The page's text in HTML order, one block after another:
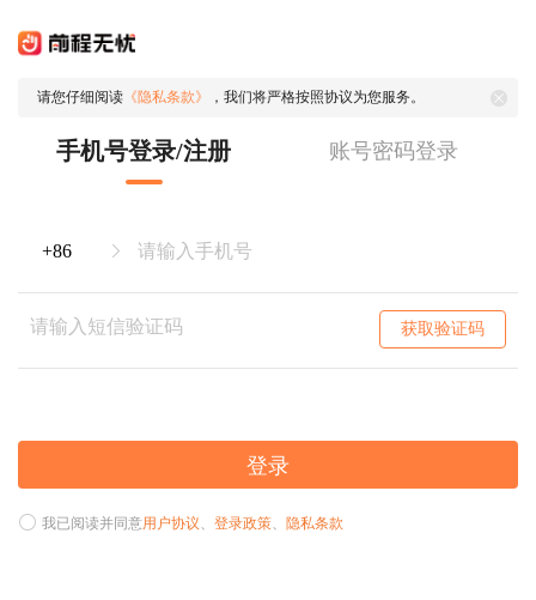
请您仔细阅读 《隐私条款》 ，我们将严格按照协议为您服务。
手机号登录/注册 账号密码登录
获取验证码
登录
我已阅读并同意用户协议、 登录政策、 隐私条款